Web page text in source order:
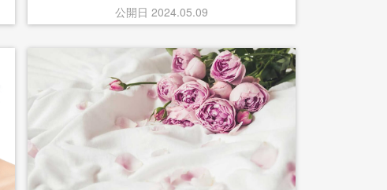
公開日 2024.05.09